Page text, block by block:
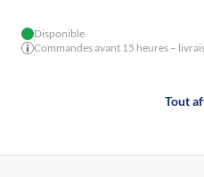
Disponible
Commandes avant 15 heures –
Tout